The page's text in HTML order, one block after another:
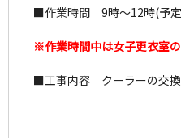
■作業時間 9時～12時(予
※作業時間中は女子更衣室
■工事内容 クーラーの交換